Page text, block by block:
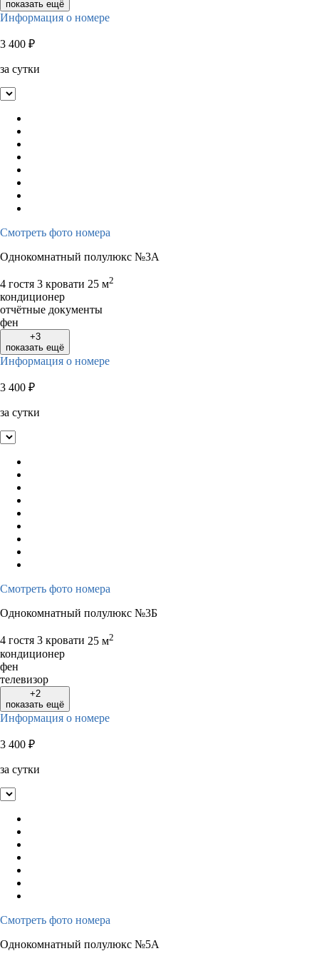
показать ещё
Информация о номере
3 400 ₽
за сутки
Смотреть фото номера
Однокомнатный полулюкс №3А
4 гостя 3 кровати 25 м2
кондиционер
отчётные документы
фен
+3
показать ещё
Информация о номере
3 400 ₽
за сутки
Смотреть фото номера
Однокомнатный полулюкс №3Б
4 гостя 3 кровати 25 м2
кондиционер
фен
телевизор
+2
показать ещё
Информация о номере
3 400 ₽
за сутки
Смотреть фото номера
Однокомнатный полулюкс №5А